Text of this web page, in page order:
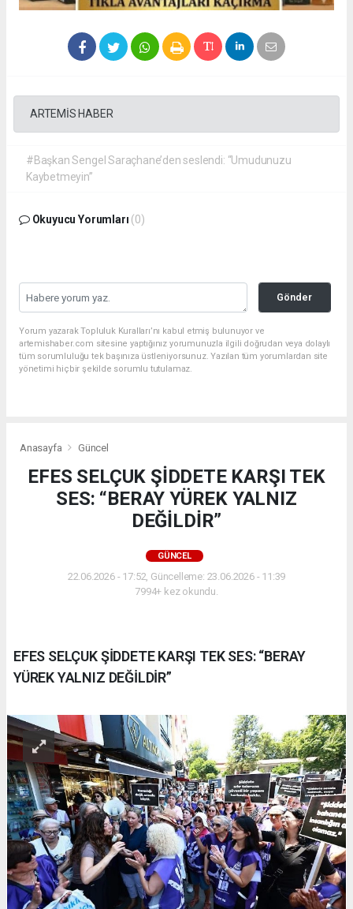
ARTEMİS HABER
#Başkan Sengel Saraçhane’den seslendi: “Umudunuzu
Kaybetmeyin”
Okuyucu Yorumları (0)
Gönder
Yorum yazarak Topluluk Kuralları’nı kabul etmiş bulunuyor ve
artemishaber.com sitesine yaptığınız yorumunuzla ilgili doğrudan veya dolaylı
tüm sorumluluğu tek başınıza üstleniyorsunuz. Yazılan tüm yorumlardan site
yönetimi hiçbir şekilde sorumlu tutulamaz.
Anasayfa Güncel
EFES SELÇUK ŞİDDETE KARŞI TEK
SES: “BERAY YÜREK YALNIZ
DEĞİLDİR”
GÜNCEL
22.06.2026 - 17:52, Güncelleme: 23.06.2026 - 11:39
7994+ kez okundu.
EFES SELÇUK ŞİDDETE KARŞI TEK SES: “BERAY
YÜREK YALNIZ DEĞİLDİR”